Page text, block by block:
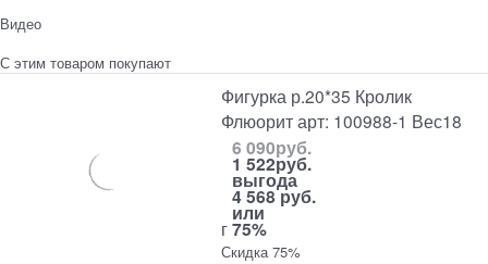
Видео
С этим товаром покупают
Фигурка р.20*35 Кролик
Флюорит арт: 100988-1 Вес18
г
6 090руб.
1 522руб.
выгода
4 568 руб.
или
75%
Скидка 75%